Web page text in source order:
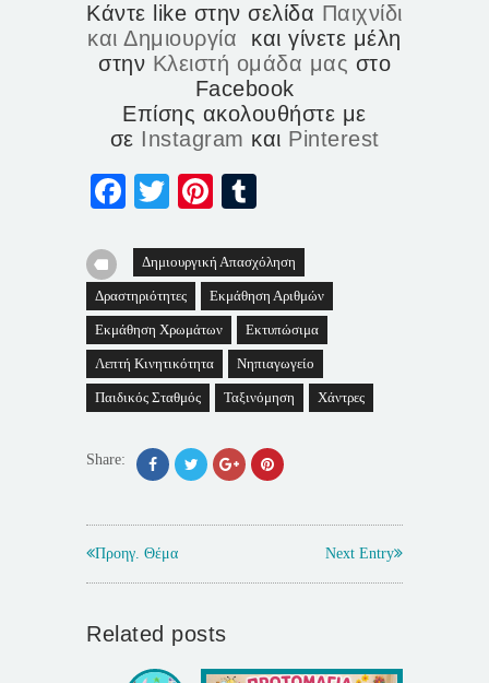
Κάντε like στην σελίδα Παιχνίδι
και Δημιουργία και γίνετε μέλη
στην Κλειστή ομάδα μας στο
Facebook
Επίσης ακολουθήστε με
σε Instagram και Pinterest
Facebook
TwitterPinterest
Δημιουργική Απασχόληση
Δραστηριότητες Εκμάθηση Αριθμών
Εκμάθηση Χρωμάτων Εκτυπώσιμα
Λεπτή Κινητικότητα Νηπιαγωγείο
Παιδικός Σταθμός Ταξινόμηση Χάντρες
Share:
Προηγ. Θέμα Next Entry
Related posts